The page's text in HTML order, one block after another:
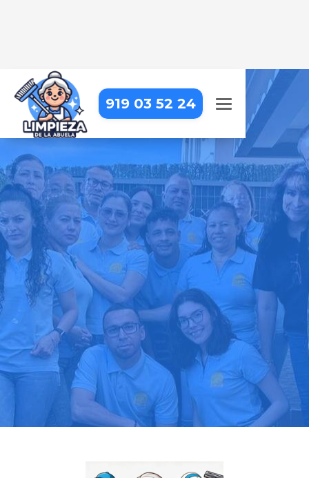
919 03 52 24
LIMPIEZA DE COMUNIDADES
EN TORREJÓN DE VELASCO
Cuidamos cada rincón de tu
comunidad para un entorno limpio
y agradable
Pide tu presupuesto gratis
Llama hoy: 919 03 52 24
Más de 1000 clientes confían en nosotros
⭐⭐⭐⭐⭐